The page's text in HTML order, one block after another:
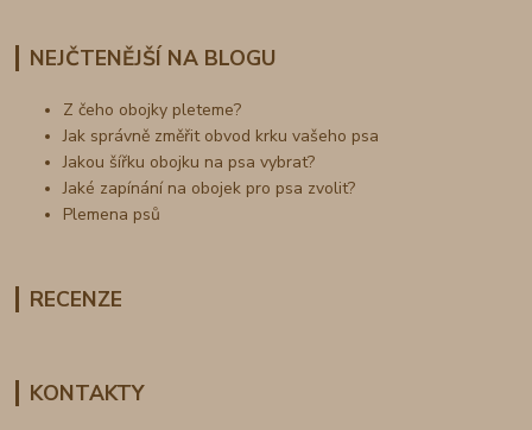
NEJČTENĚJŠÍ NA BLOGU
Z čeho obojky pleteme?
Jak správně změřit obvod krku vašeho psa
Jakou šířku obojku na psa vybrat?
Jaké zapínání na obojek pro psa zvolit?
Plemena psů
RECENZE
KONTAKTY